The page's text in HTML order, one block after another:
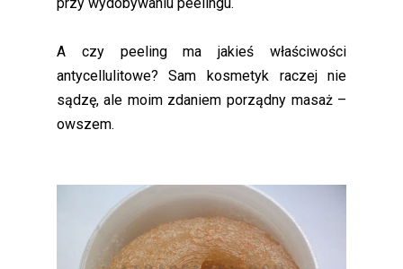
przy wydobywaniu peelingu.
A czy peeling ma jakieś właściwości
antycellulitowe? Sam kosmetyk raczej nie
sądzę, ale moim zdaniem porządny masaż –
owszem.